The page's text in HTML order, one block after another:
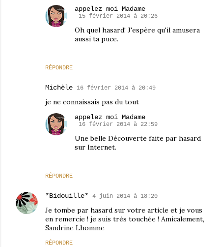
RÉPONDRE
appelez moi Madame
15 février 2014 à 20:26
Oh quel hasard! J'espère qu'il amusera
aussi ta puce.
Michèle 16 février 2014 à 20:49
je ne connaissais pas du tout
RÉPONDRE
appelez moi Madame
16 février 2014 à 22:59
Une belle Découverte faite par hasard
sur Internet.
*Bidouille* 4 juin 2014 à 18:20
Je tombe par hasard sur votre article et je vous
en remercie ! je suis très touchée ! Amicalement,
Sandrine Lhomme
RÉPONDRE